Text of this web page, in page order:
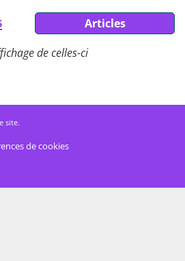
Articles
de celles-ci
site.
de cookies